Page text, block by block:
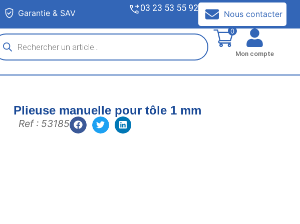
Garantie & SAV 03 23 53 55 92
Nous contacter
0
Mon compte
Plieuse manuelle pour tôle 1 mm
Ref : 53185